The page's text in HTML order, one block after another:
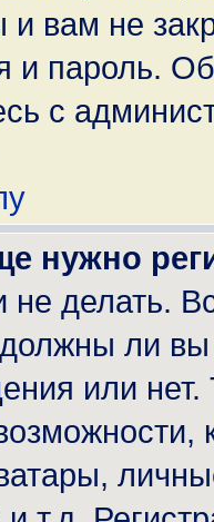
и вам не
и пароль.
с
нужно
делать.
ли вы
или